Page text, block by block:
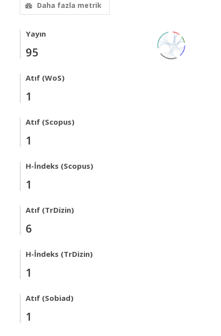
Daha fazla metrik
Yayın
95
Atıf (WoS)
1
Atıf (Scopus)
1
H-İndeks (Scopus)
1
Atıf (TrDizin)
6
H-İndeks (TrDizin)
1
Atıf (Sobiad)
1